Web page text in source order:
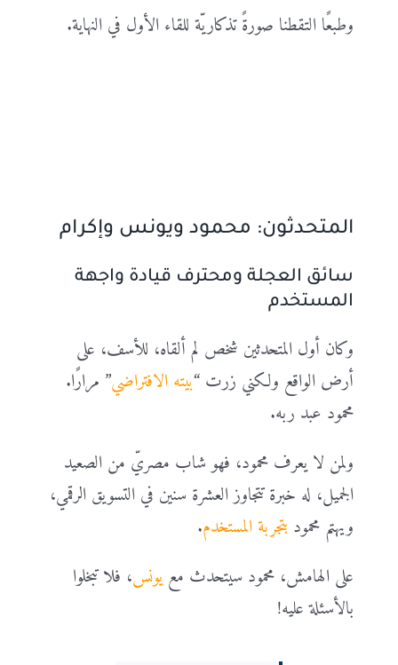
وطبعًا التقطنا صورةً تذكاريّة للقاء الأول في النهاية.
المتحدثون: محمود ويونس وإكرام
سائق العجلة ومحترف قيادة واجهة
المستخدم
وكان أول المتحدثين شخص لم ألقاه، للأسف، على
أرض الواقع ولكني زرت “بيته الافتراضي” مرارًا.
محمود عبد ربه.
ولمن لا يعرف محمود، فهو شاب مصريّ من الصعيد
الجميل، له خبرة تتجاوز العشرة سنين في التسويق الرقمي،
ويهتم محمود بتجربة المستخدم.
على الهامش، محمود سيتحدث معيونس، فلا تبخلوا
بالأسئلة عليه!